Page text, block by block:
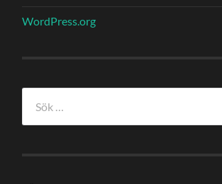
WordPress.org
efter: